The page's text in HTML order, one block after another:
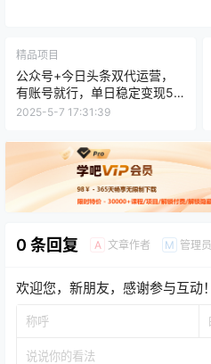
精品项目
公众号+今日头条双代运营，
有账号就行，单日稳定变现5
张+
2025-5-7 17:31:39
0 条回复 A 文章作者 M 管理员
欢迎您，新朋友，感谢参与互动！